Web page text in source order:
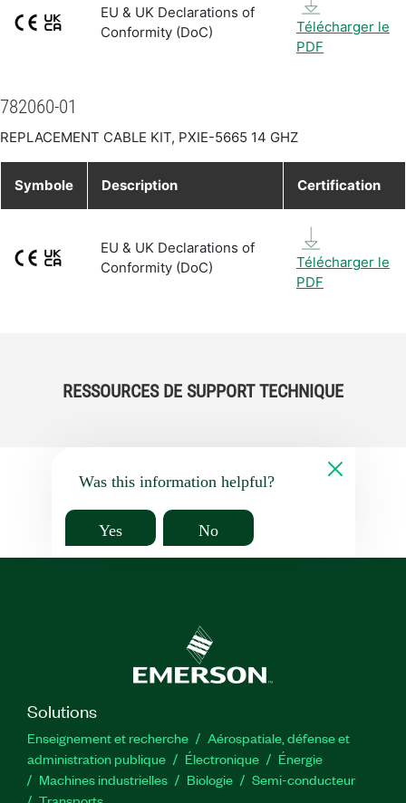
EU & UK Declarations of
Conformity (DoC)
Télécharger le
PDF
782060-01
REPLACEMENT CABLE KIT, PXIE-5665 14 GHZ
Symbole Description Certification
EU & UK Declarations of
Conformity (DoC)
Télécharger le
PDF
RESSOURCES DE SUPPORT TECHNIQUE
Was this information helpful?
Yes No
Solutions
Enseignement et recherche
Aérospatiale, défense et
administration publique
Électronique
Énergie​
Machines industrielles
Biologie
Semi-conducteur